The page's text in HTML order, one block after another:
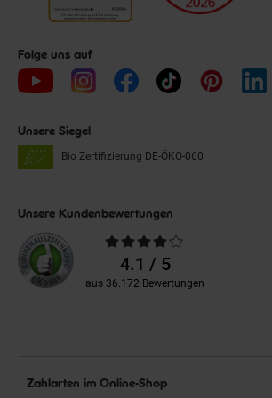
Folge uns auf
Unsere Siegel
Bio Zertifizierung DE-ÖKO-060
Unsere Kundenbewertungen
Durchschnittliche
Bewertungen4.1 / 5
aus 36.172 Bewertungen
Zahlarten im Online-Shop